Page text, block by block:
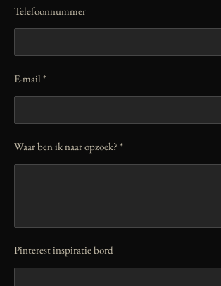
Telefoonnummer
E-mail *
Waar ben ik naar opzoek? *
Pinterest inspiratie bord